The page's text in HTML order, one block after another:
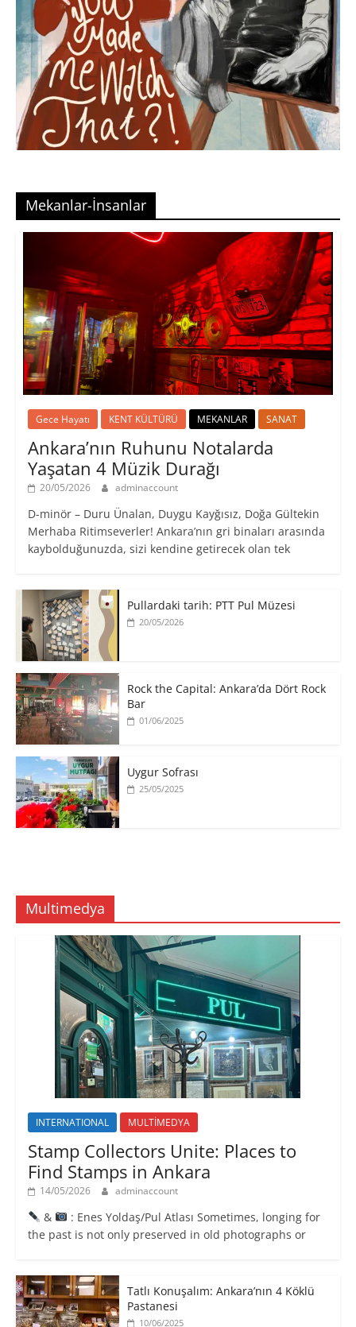
Mekanlar-İnsanlar
Gece Hayatı KENT KÜLTÜRÜ MEKANLAR SANAT
Ankara’nın Ruhunu Notalarda
Yaşatan 4 Müzik Durağı
20/05/2026 adminaccount
D-minör – Duru Ünalan, Duygu Kayğısız, Doğa Gültekin
Merhaba Ritimseverler! Ankara’nın gri binaları arasında
kaybolduğunuzda, sizi kendine getirecek olan tek
Pullardaki tarih: PTT Pul Müzesi
20/05/2026
Rock the Capital: Ankara’da Dört Rock
Bar
01/06/2025
Uygur Sofrası
25/05/2025
Multimedya
INTERNATIONAL MULTİMEDYA
Stamp Collectors Unite: Places to
Find Stamps in Ankara
14/05/2026 adminaccount
&
: Enes Yoldaş/Pul Atlası Sometimes, longing for
the past is not only preserved in old photographs or
Tatlı Konuşalım: Ankara’nın 4 Köklü
Pastanesi
10/06/2025